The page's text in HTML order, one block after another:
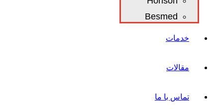
Besmed
خدمات
مقالات
تماس با ما